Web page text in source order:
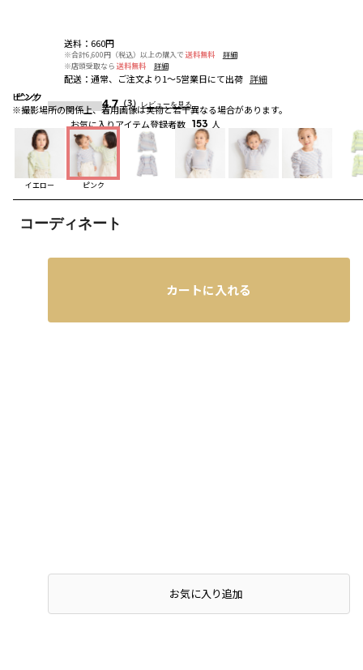
ピンク
※撮影場所の関係上、着用画像は実物と若干異なる場合があります。
ピンク
ピンク
イエロー ピンク
コーディネート
送料： 660円
※合計6,600円（税込）以上の購入で 送料無料
詳細
※店頭受取なら 送料無料 詳細
配送： 通常、ご注文より1～5営業日にて出荷 詳細
4.7（3） レビューを見る
お気に入りアイテム登録者数 153 人
カートに入れる
お気に入り追加